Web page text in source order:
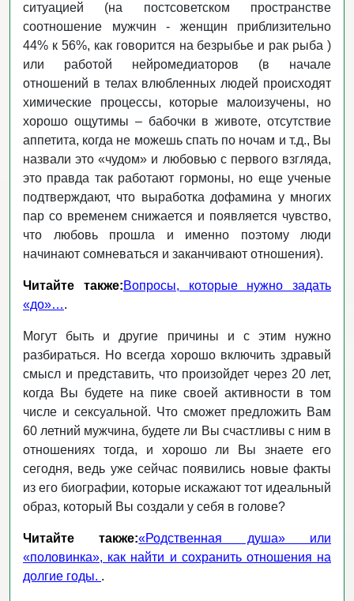
ситуацией (на постсоветском пространстве
соотношение мужчин - женщин приблизительно
44% к 56%, как говорится на безрыбье и рак рыба )
или работой нейромедиаторов (в начале
отношений в телах влюбленных людей происходят
химические процессы, которые малоизучены, но
хорошо ощутимы – бабочки в животе, отсутствие
аппетита, когда не можешь спать по ночам и т.д., Вы
назвали это «чудом» и любовью с первого взгляда,
это правда так работают гормоны, но еще ученые
подтверждают, что выработка дофамина у многих
пар со временем снижается и появляется чувство,
что любовь прошла и именно поэтому люди
начинают сомневаться и заканчивают отношения).
Читайте также:Вопросы, которые нужно задать
«до»….
Могут быть и другие причины и с этим нужно
разбираться. Но всегда хорошо включить здравый
смысл и представить, что произойдет через 20 лет,
когда Вы будете на пике своей активности в том
числе и сексуальной. Что сможет предложить Вам
60 летний мужчина, будете ли Вы счастливы с ним в
отношениях тогда, и хорошо ли Вы знаете его
сегодня, ведь уже сейчас появились новые факты
из его биографии, которые искажают тот идеальный
образ, который Вы создали у себя в голове?
Читайте также:«Родственная душа» или
«половинка», как найти и сохранить отношения на
долгие годы. .